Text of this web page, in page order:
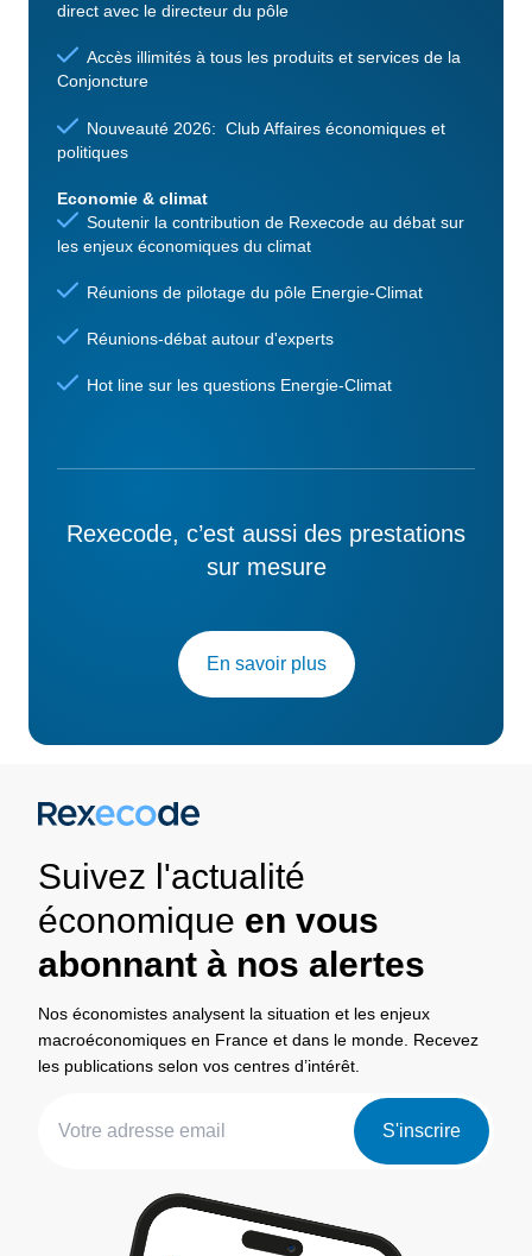
direct avec le directeur du pôle
Accès illimités à tous les produits et services de la
Conjoncture
Nouveauté 2026: Club Affaires économiques et
politiques
Economie & climat
Soutenir la contribution de Rexecode au débat sur
les enjeux économiques du climat
Réunions de pilotage du pôle Energie-Climat
Réunions-débat autour d'experts
Hot line sur les questions Energie-Climat
Rexecode, c’est aussi des prestations
sur mesure
En savoir plus
Suivez l'actualité
économique en vous
abonnant à nos alertes
Nos économistes analysent la situation et les enjeux
macroéconomiques en France et dans le monde. Recevez
les publications selon vos centres d’intérêt.
S'inscrire